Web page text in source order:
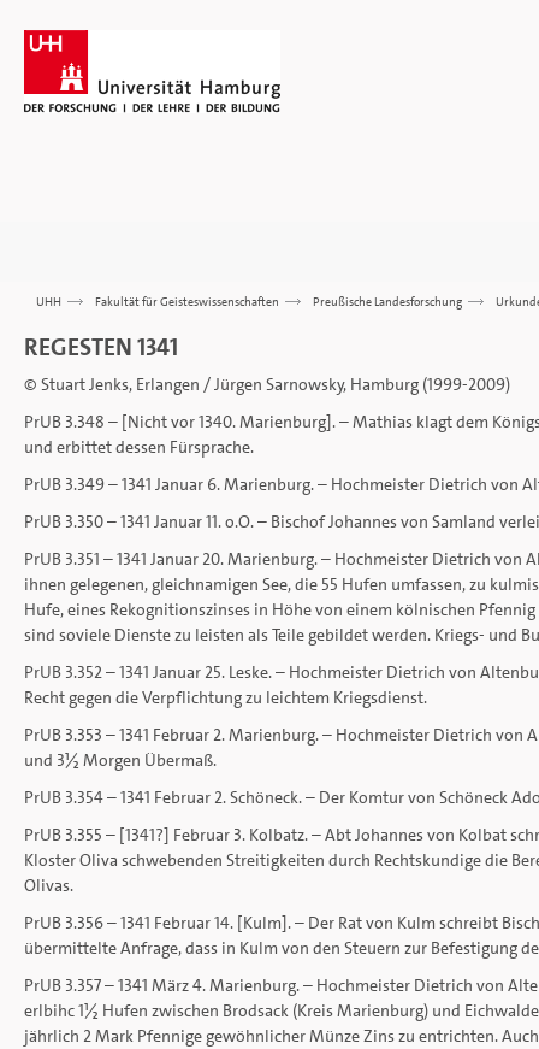
UHH >>> Fakultät für Geisteswissenschaften >>> Preußische Landesforschung >>>
REGESTEN 1341
© Stuart Jenks, Erlangen / Jürgen Sarnowsky, Hamburg (1999-2009)
PrUB 3.348 – [Nicht vor 1340. Marienburg]. – Mathias klagt dem
und erbittet dessen Fürsprache.
PrUB 3.349 – 1341 Januar 6. Marienburg. – Hochmeister Dietrich von
PrUB 3.350 – 1341 Januar 11. o.O. – Bischof Johannes von Samland
PrUB 3.351 – 1341 Januar 20. Marienburg. – Hochmeister Dietrich
ihnen gelegenen, gleichnamigen See, die 55 Hufen umfassen, zu
Hufe, eines Rekognitionszinses in Höhe von einem kölnischen
sind soviele Dienste zu leisten als Teile gebildet werden. Kriegs- und
PrUB 3.352 – 1341 Januar 25. Leske. – Hochmeister Dietrich von
Recht gegen die Verpflichtung zu leichtem Kriegsdienst.
PrUB 3.353 – 1341 Februar 2. Marienburg. – Hochmeister Dietrich
und 3½ Morgen Übermaß.
PrUB 3.354 – 1341 Februar 2. Schöneck. – Der Komtur von Schöneck
PrUB 3.355 – [1341?] Februar 3. Kolbatz. – Abt Johannes von Kolbat
Kloster Oliva schwebenden Streitigkeiten durch Rechtskundige die
Olivas.
PrUB 3.356 – 1341 Februar 14. [Kulm]. – Der Rat von Kulm schreibt
übermittelte Anfrage, dass in Kulm von den Steuern zur Befestigung
PrUB 3.357 – 1341 März 4. Marienburg. – Hochmeister Dietrich von
erlbihc 1½ Hufen zwischen Brodsack (Kreis Marienburg) und
jährlich 2 Mark Pfennige gewöhnlicher Münze Zins zu entrichten.